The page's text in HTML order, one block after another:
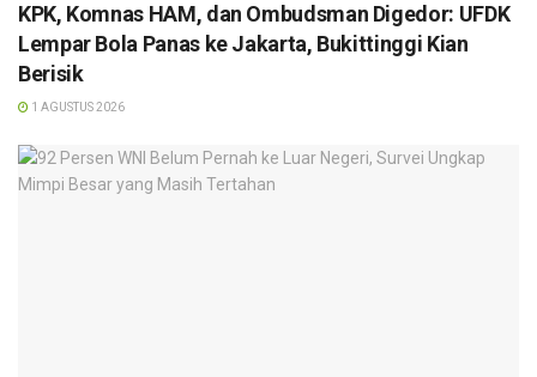
KPK, Komnas HAM, dan Ombudsman Digedor: UFDK
Lempar Bola Panas ke Jakarta, Bukittinggi Kian
Berisik
1 AGUSTUS 2026